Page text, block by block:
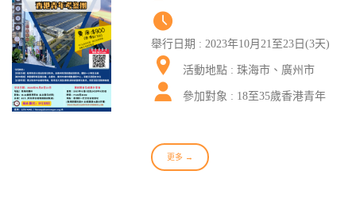
舉行日期 : 2023年10月21至23日(3天)
活動地點 : 珠海市、廣州市
參加對象 : 18至35歲香港青年
更多 →